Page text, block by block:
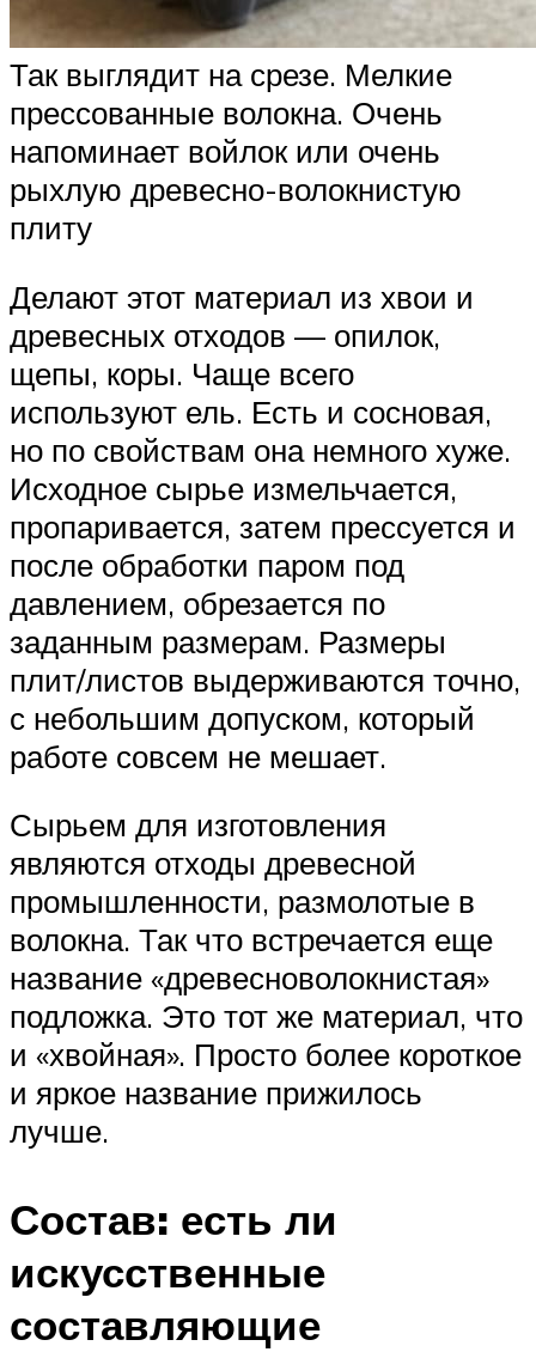
Так выглядит на срезе. Мелкие
прессованные волокна. Очень
напоминает войлок или очень
рыхлую древесно-волокнистую
плиту
Делают этот материал из хвои и
древесных отходов — опилок,
щепы, коры. Чаще всего
используют ель. Есть и сосновая,
но по свойствам она немного хуже.
Исходное сырье измельчается,
пропаривается, затем прессуется и
после обработки паром под
давлением, обрезается по
заданным размерам. Размеры
плит/листов выдерживаются точно,
с небольшим допуском, который
работе совсем не мешает.
Сырьем для изготовления
являются отходы древесной
промышленности, размолотые в
волокна. Так что встречается еще
название «древесноволокнистая»
подложка. Это тот же материал, что
и «хвойная». Просто более короткое
и яркое название прижилось
лучше.
Состав: есть ли
искусственные
составляющие